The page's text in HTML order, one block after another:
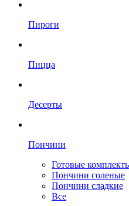
Пироги
Пицца
Десерты
Пончини
Готовые
Пончини соленые
Пончини сладкие
Все